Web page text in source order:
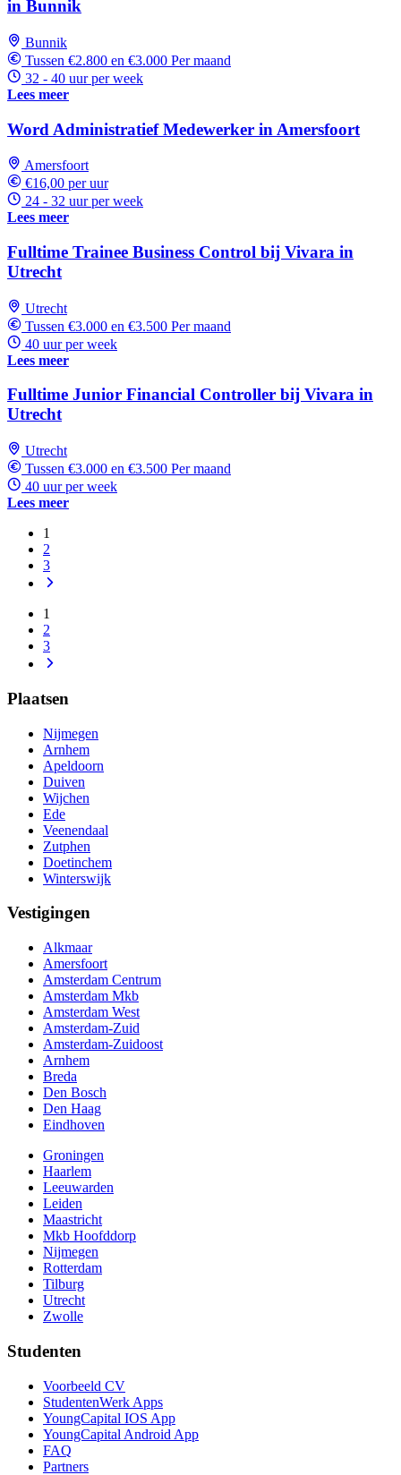
in Bunnik
Bunnik
Tussen €2.800 en €3.000 Per maand
32 - 40 uur per week
Lees meer
Word Administratief Medewerker in Amersfoort
Amersfoort
€16,00 per uur
24 - 32 uur per week
Lees meer
Fulltime Trainee Business Control bij Vivara in
Utrecht
Utrecht
Tussen €3.000 en €3.500 Per maand
40 uur per week
Lees meer
Fulltime Junior Financial Controller bij Vivara in
Utrecht
Utrecht
Tussen €3.000 en €3.500 Per maand
40 uur per week
Lees meer
1
2
3
1
2
3
Plaatsen
Nijmegen
Arnhem
Apeldoorn
Duiven
Wijchen
Ede
Veenendaal
Zutphen
Doetinchem
Winterswijk
Vestigingen
Alkmaar
Amersfoort
Amsterdam Centrum
Amsterdam Mkb
Amsterdam West
Amsterdam-Zuid
Amsterdam-Zuidoost
Arnhem
Breda
Den Bosch
Den Haag
Eindhoven
Groningen
Haarlem
Leeuwarden
Leiden
Maastricht
Mkb Hoofddorp
Nijmegen
Rotterdam
Tilburg
Utrecht
Zwolle
Studenten
Voorbeeld CV
StudentenWerk Apps
YoungCapital IOS App
YoungCapital Android App
FAQ
Partners